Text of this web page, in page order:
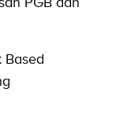
Based